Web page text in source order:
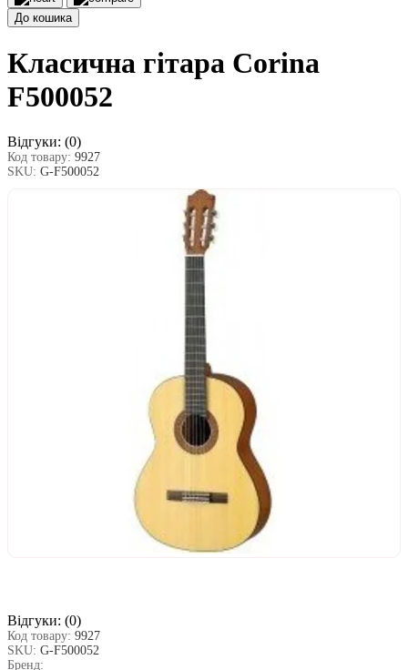
До кошика
Класична гітара Corina
F500052
Відгуки: (0)
Код товару: 9927
SKU: G-F500052
Відгуки: (0)
Код товару: 9927
SKU: G-F500052
Бренд: